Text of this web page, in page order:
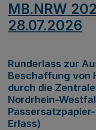
MB.NRW
28.07.2026
Runderlass zur
Beschaffung von
durch die
Nordrhein-
Erlass)